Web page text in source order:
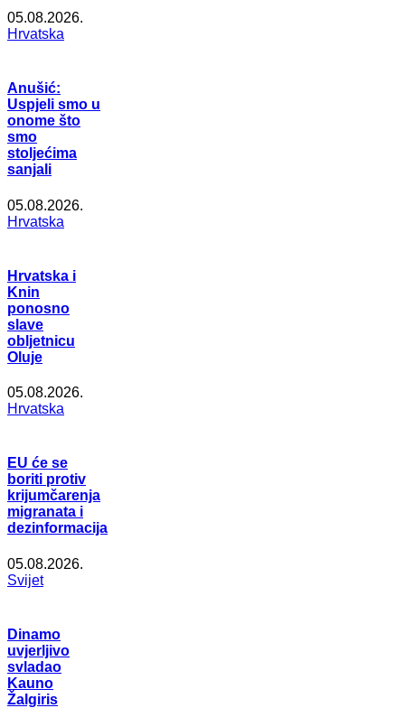
05.08.2026.
Hrvatska
Anušić:
Uspjeli smo u
onome što
smo
stoljećima
sanjali
05.08.2026.
Hrvatska
Hrvatska i
Knin
ponosno
slave
obljetnicu
Oluje
05.08.2026.
Hrvatska
EU će se
boriti protiv
krijumčarenja
migranata i
dezinformacija
05.08.2026.
Svijet
Dinamo
uvjerljivo
svladao
Kauno
Žalgiris